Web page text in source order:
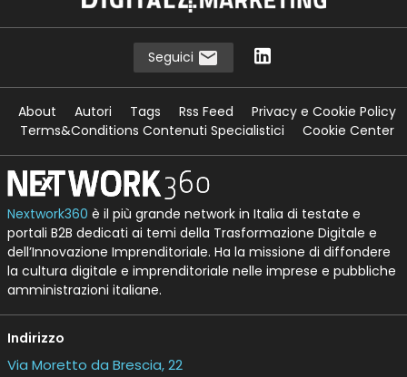
Seguici
About Autori Tags Rss Feed
Privacy e Cookie Policy
Terms&Conditions Contenuti Specialistici
Cookie Center
Nextwork360 è il più grande network in Italia di testate e
portali B2B dedicati ai temi della Trasformazione Digitale e
dell’Innovazione Imprenditoriale. Ha la missione di diffondere
la cultura digitale e imprenditoriale nelle imprese e pubbliche
amministrazioni italiane.
Indirizzo
Via Moretto da Brescia, 22